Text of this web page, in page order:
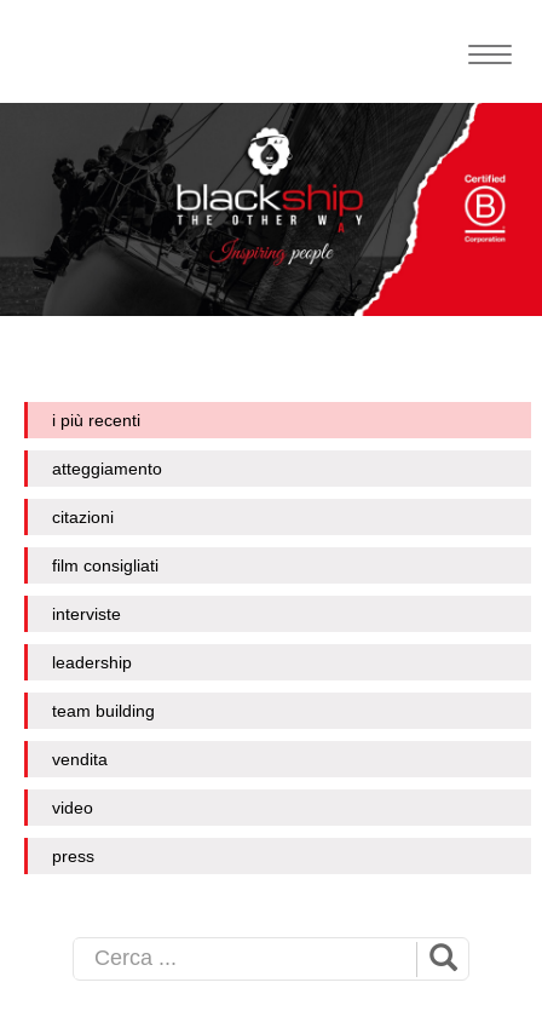
Toggle
i più recenti
atteggiamento
citazioni
film consigliati
interviste
leadership
team building
vendita
video
press